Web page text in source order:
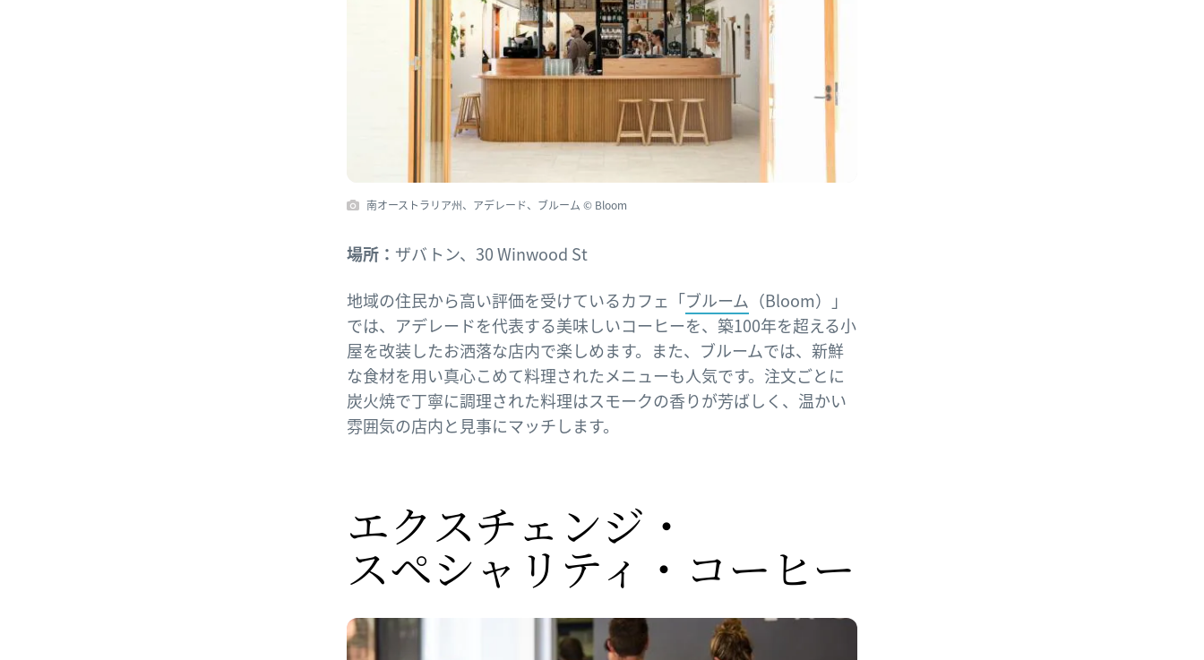
南オーストラリア州、アデレード、ブルーム © Bloom
場所： ザバトン、30 Winwood St
地域の住民から高い評価を受けているカフェ「ブルーム （Bloom）」
では、アデレードを代表する美味しいコーヒーを、築100年を超える小
屋を改装したお洒落な店内で楽しめます。また、ブルームでは、新鮮
な食材を用い真心こめて料理されたメニューも人気です。注文ごとに
炭火焼で丁寧に調理された料理はスモークの香りが芳ばしく、温かい
雰囲気の店内と見事にマッチします。
エクスチェンジ・
スペシャリティ・コーヒー